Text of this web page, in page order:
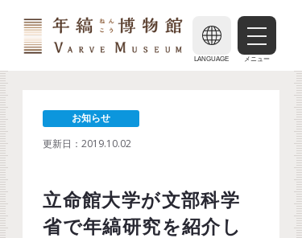
LANGUAGE メニュー
お知らせ
更新日：2019.10.02
立命館大学が文部科学
省で年縞研究を紹介し